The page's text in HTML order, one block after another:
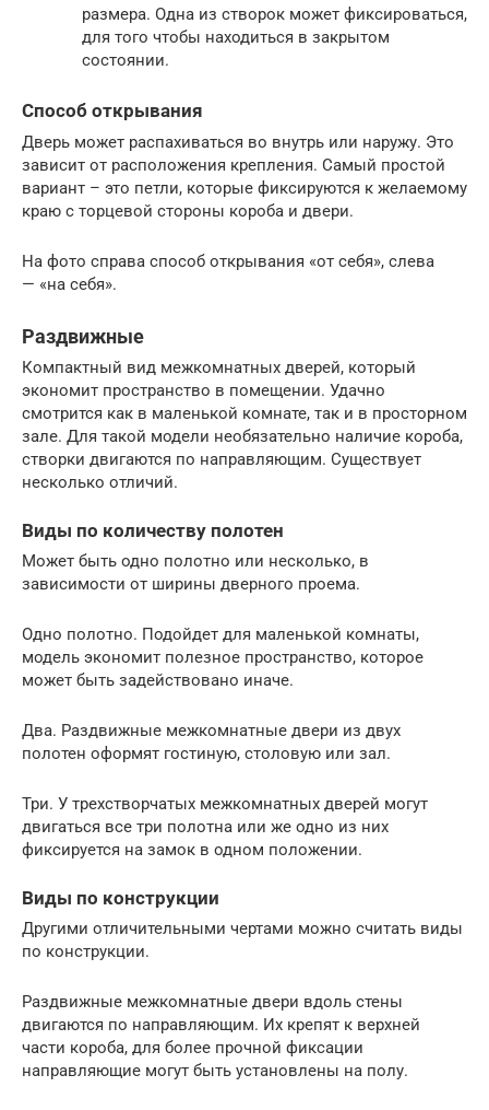
размера. Одна из створок может фиксироваться,
для того чтобы находиться в закрытом
состоянии.
Способ открывания
Дверь может распахиваться во внутрь или наружу. Это
зависит от расположения крепления. Самый простой
вариант – это петли, которые фиксируются к желаемому
краю с торцевой стороны короба и двери.
На фото справа способ открывания «от себя», слева
— «на себя».
Раздвижные
Компактный вид межкомнатных дверей, который
экономит пространство в помещении. Удачно
смотрится как в маленькой комнате, так и в просторном
зале. Для такой модели необязательно наличие короба,
створки двигаются по направляющим. Существует
несколько отличий.
Виды по количеству полотен
Может быть одно полотно или несколько, в
зависимости от ширины дверного проема.
Одно полотно. Подойдет для маленькой комнаты,
модель экономит полезное пространство, которое
может быть задействовано иначе.
Два. Раздвижные межкомнатные двери из двух
полотен оформят гостиную, столовую или зал.
Три. У трехстворчатых межкомнатных дверей могут
двигаться все три полотна или же одно из них
фиксируется на замок в одном положении.
Виды по конструкции
Другими отличительными чертами можно считать виды
по конструкции.
Раздвижные межкомнатные двери вдоль стены
двигаются по направляющим. Их крепят к верхней
части короба, для более прочной фиксации
направляющие могут быть установлены на полу.